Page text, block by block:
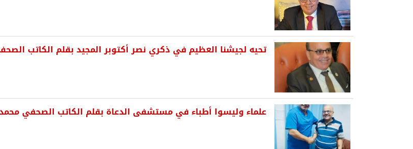
تحيه لجيشنا العظيم في ذكري نصر أكتوبر المجيد بقلم الكاتب
علماء وليسوا أطباء في مستشفى الدعاة بقلم الكاتب الصحفي